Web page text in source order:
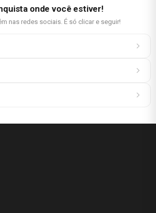
onde você estiver!
nas redes sociais. É só clicar e seguir!